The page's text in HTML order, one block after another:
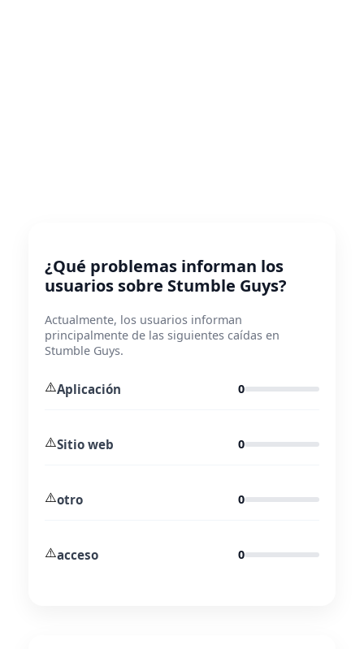
¿Qué problemas informan los
usuarios sobre Stumble Guys?
Actualmente, los usuarios informan
principalmente de las siguientes caídas en
Stumble Guys.
⚠️Aplicación 0
⚠️Sitio web 0
⚠️otro 0
⚠️acceso 0